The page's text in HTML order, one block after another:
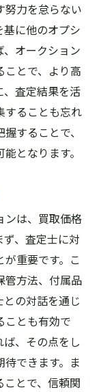
努力を怠らない
基に他のオプシ
、オークション
とで、より高
、査定結果を活
することも忘れ
することで、
となります。
ンは、買取価格
、査定士に対
重要です。こ
管方法、付属品
の対話を通じ
ことも有効で
、その点をし
できます。ま
とで、信頼関